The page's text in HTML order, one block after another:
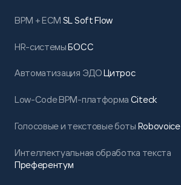
BPM + ECM SL Soft Flow
HR-системыБОСС
Автоматизация ЭДОЦитрос
Low-Code BPM-платформа Citeck
Голосовые и текстовые боты Robovoice
Интеллектуальная обработка текста
Преферентум